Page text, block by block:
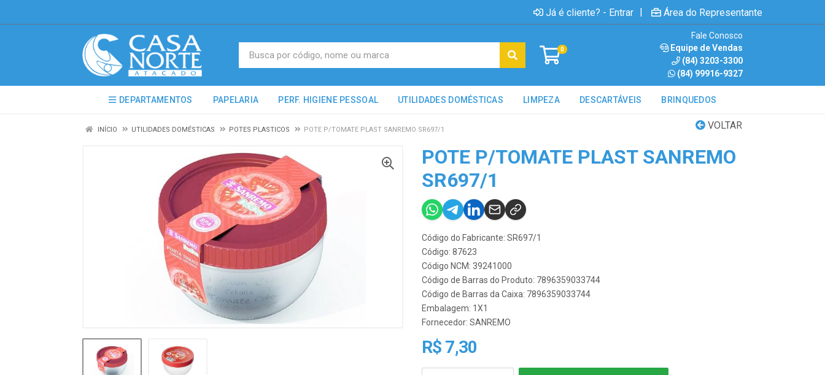
Já é cliente? - Entrar | Área do Representante
0
Fale Conosco
Equipe de Vendas
(84) 3203-3300
(84) 99916-9327
DEPARTAMENTOS PAPELARIA PERF. HIGIENE PESSOAL UTILIDADES DOMÉSTICAS LIMPEZA DESCARTÁVEIS BRINQUEDOS
VOLTAR
INÍCIO UTILIDADES DOMÉSTICAS POTES PLASTICOS POTE P/TOMATE PLAST SANREMO SR697/1
POTE P/TOMATE PLAST SANREMO
SR697/1
Código do Fabricante: SR697/1
Código: 87623
Código NCM: 39241000
Código de Barras do Produto: 7896359033744
Código de Barras da Caixa: 7896359033744
Embalagem: 1X1
Fornecedor: SANREMO
R$ 7,30